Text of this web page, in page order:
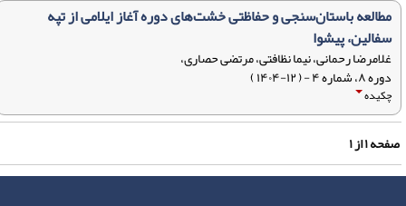
مطالعه باستان‌سنجی و حفاظتی خشت‌های دوره آغاز ایلامی از تپه
سفالین، پیشوا
غلامرضا رحمانی، نیما نظافتی، مرتضی حصاری،
دوره ۸، شماره ۴ - ( ۱۲-۱۴۰۴ )
چکیده
۱از۱